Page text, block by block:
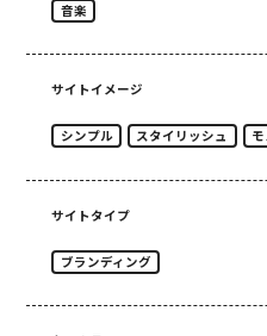
音楽
サイトイメージ
シンプル スタイリッシュ
サイトタイプ
ブランディング